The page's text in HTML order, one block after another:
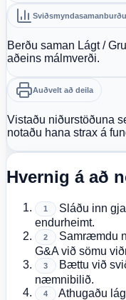
Berðu saman Lágt /
aðeins málmverði.
Auðvelt að deila
Vistaðu niðurstöðuna
notaðu hana strax á
Hvernig á að
1
Sláðu inn
endurheimt.
2
Samræmdu
G&A við sömu
3
Bættu við
næmnibilið.
4
Athugaðu